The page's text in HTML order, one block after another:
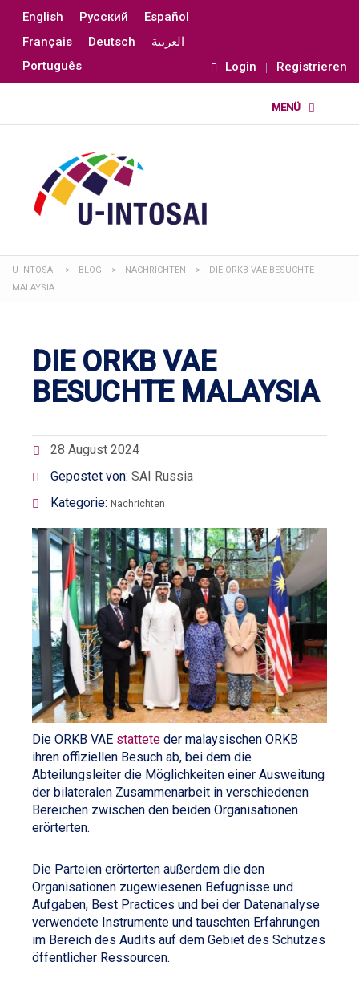
English Русский
Español
Français
Deutsch
العربية
Português
Login Registrieren
U-INTOSAI > BLOG > NACHRICHTEN >
DIE ORKB VAE BESUCHTE
MALAYSIA
DIE ORKB VAE
BESUCHTE MALAYSIA
28 August 2024
Gepostet von: SAI Russia
Kategorie: Nachrichten
Die ORKB VAE stattete der malaysischen ORKB
ihren offiziellen Besuch ab, bei dem die
Abteilungsleiter die Möglichkeiten einer Ausweitung
der bilateralen Zusammenarbeit in verschiedenen
Bereichen zwischen den beiden Organisationen
erörterten.
Die Parteien erörterten außerdem die den
Organisationen zugewiesenen Befugnisse und
Aufgaben, Best Practices und bei der Datenanalyse
verwendete Instrumente und tauschten Erfahrungen
im Bereich des Audits auf dem Gebiet des Schutzes
öffentlicher Ressourcen.